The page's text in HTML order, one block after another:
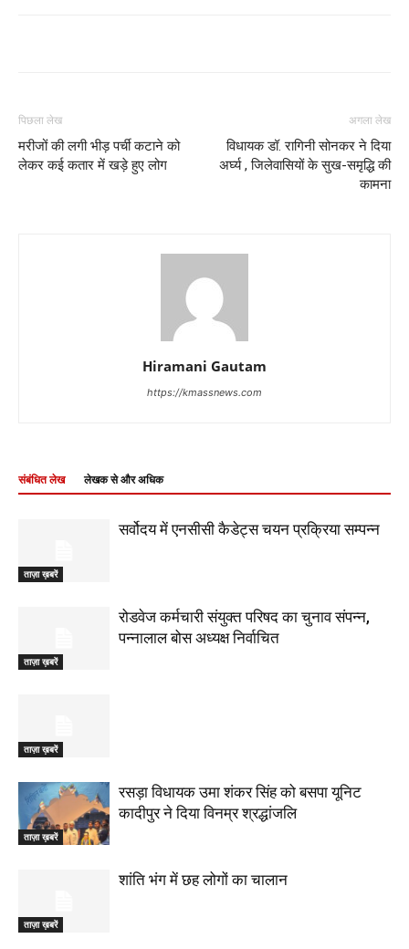
पिछला लेख
मरीजों की लगी भीड़ पर्ची कटाने को
लेकर कई कतार में खड़े हुए लोग
अगला लेख
विधायक डॉ. रागिनी सोनकर ने दिया
अर्घ्य , जिलेवासियों के सुख-समृद्धि की
कामना
Hiramani Gautam
https://kmassnews.com
संबंधित लेख लेखक से और अधिक
ताज़ा ख़बरें
सर्वोदय में एनसीसी कैडेट्स चयन प्रक्रिया सम्पन्न
ताज़ा ख़बरें
रोडवेज कर्मचारी संयुक्त परिषद का चुनाव संपन्न,
पन्नालाल बोस अध्यक्ष निर्वाचित
ताज़ा ख़बरें
ताज़ा ख़बरें
रसड़ा विधायक उमा शंकर सिंह को बसपा यूनिट
कादीपुर ने दिया विनम्र श्रद्धांजलि
ताज़ा ख़बरें
शांति भंग में छह लोगों का चालान